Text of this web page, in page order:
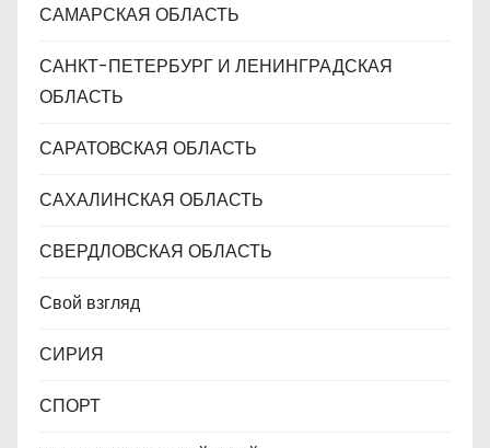
САМАРСКАЯ ОБЛАСТЬ
САНКТ-ПЕТЕРБУРГ И ЛЕНИНГРАДСКАЯ
ОБЛАСТЬ
САРАТОВСКАЯ ОБЛАСТЬ
САХАЛИНСКАЯ ОБЛАСТЬ
СВЕРДЛОВСКАЯ ОБЛАСТЬ
Свой взгляд
СИРИЯ
СПОРТ